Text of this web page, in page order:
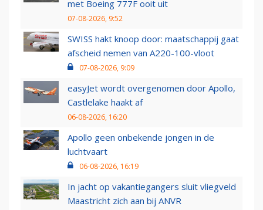
met Boeing 777F ooit uit
07-08-2026, 9:52
SWISS hakt knoop door: maatschappij gaat
afscheid nemen van A220-100-vloot
07-08-2026, 9:09
easyJet wordt overgenomen door Apollo,
Castlelake haakt af
06-08-2026, 16:20
Apollo geen onbekende jongen in de
luchtvaart
06-08-2026, 16:19
In jacht op vakantiegangers sluit vliegveld
Maastricht zich aan bij ANVR